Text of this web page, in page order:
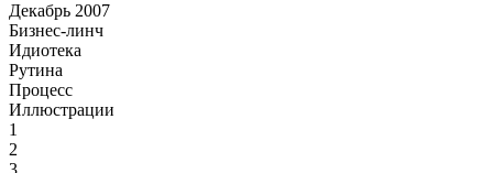
Декабрь 2007
Бизнес-линч
Идиотека
Рутина
Процесс
Иллюстрации
1
2
3